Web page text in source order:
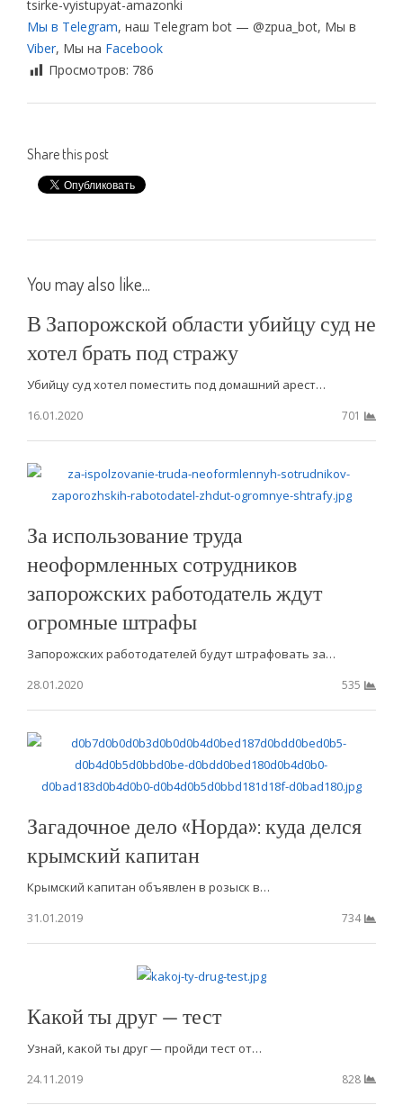
tsirke-vyistupyat-amazonki
Мы в Telegram, наш Telegram bot — @zpua_bot, Мы в
Viber, Мы на Facebook
Просмотров: 786
Share this post
You may also like...
В Запорожской области убийцу суд не
хотел брать под стражу
Убийцу суд хотел поместить под домашний арест…
16.01.2020
701
За использование труда
неоформленных сотрудников
запорожских работодатель ждут
огромные штрафы
Запорожских работодателей будут штрафовать за…
28.01.2020
535
Загадочное дело «Норда»: куда делся
крымский капитан
Крымский капитан объявлен в розыск в…
31.01.2019
734
Какой ты друг — тест
Узнай, какой ты друг — пройди тест от…
24.11.2019
828